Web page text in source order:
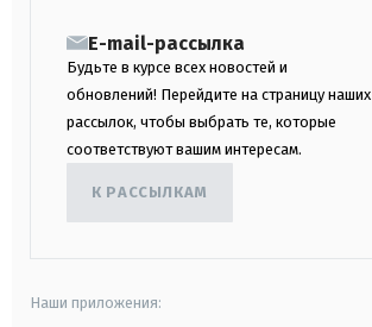
E-mail-рассылка
Будьте в курсе всех новостей и
обновлений! Перейдите на страницу наших
рассылок, чтобы выбрать те, которые
соответствуют вашим интересам.
К РАССЫЛКАМ
Наши приложения: